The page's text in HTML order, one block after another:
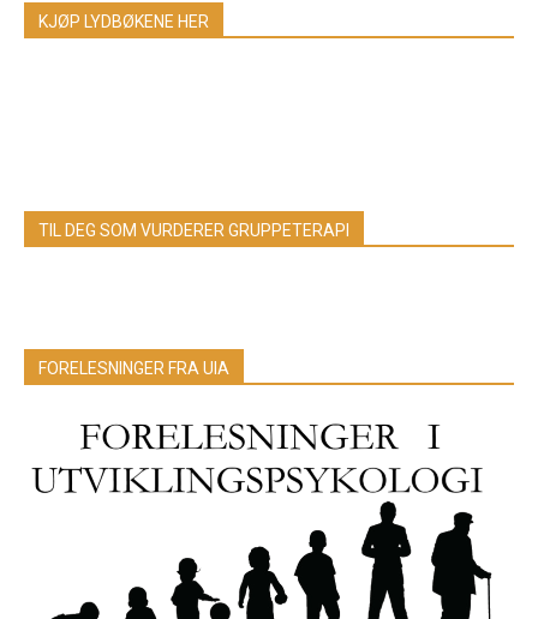
KJØP LYDBØKENE HER
TIL DEG SOM VURDERER GRUPPETERAPI
FORELESNINGER FRA UIA